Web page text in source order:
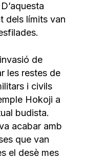
dels límits van
de
les restes de
i civils
Hokoji a
budista.
acabar amb
que van
el desè mes